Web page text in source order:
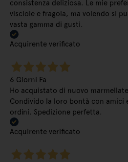
consistenza deliziosa. Le mie
visciole e fragola, ma volendo si
vasta gamma di gusti.
Acquirente verificato
6 Giorni Fa
Ho acquistato di nuovo
Condivido la loro bontà con amici
ordini. Spedizione perfetta.
Acquirente verificato